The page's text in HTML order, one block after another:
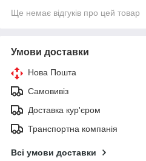
Ще немає відгуків про цей товар
Умови доставки
Нова Пошта
Самовивіз
Доставка кур'єром
Транспортна компанія
Всі умови доставки